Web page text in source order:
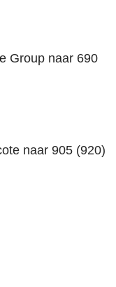
Group naar 690
naar 905 (920)